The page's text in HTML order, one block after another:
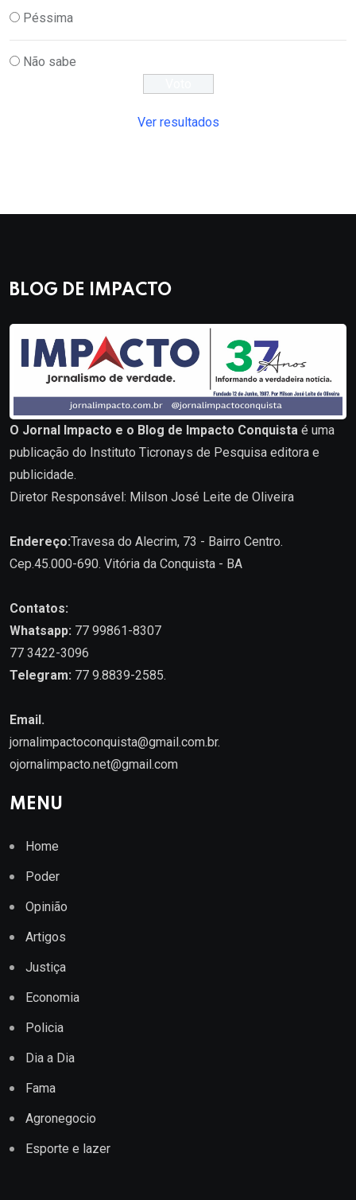
Péssima
Não sabe
Ver resultados
BLOG DE IMPACTO
O Jornal Impacto e o Blog de Impacto Conquista é uma
publicação do Instituto Ticronays de Pesquisa editora e
publicidade.
Diretor Responsável: Milson José Leite de Oliveira
Endereço:Travesa do Alecrim, 73 - Bairro Centro.
Cep.45.000-690. Vitória da Conquista - BA
Contatos:
Whatsapp: 77 99861-8307
77 3422-3096
Telegram: 77 9.8839-2585.
Email.
jornalimpactoconquista@gmail.com.br.
ojornalimpacto.net@gmail.com
MENU
Home
Poder
Opinião
Artigos
Justiça
Economia
Policia
Dia a Dia
Fama
Agronegocio
Esporte e lazer